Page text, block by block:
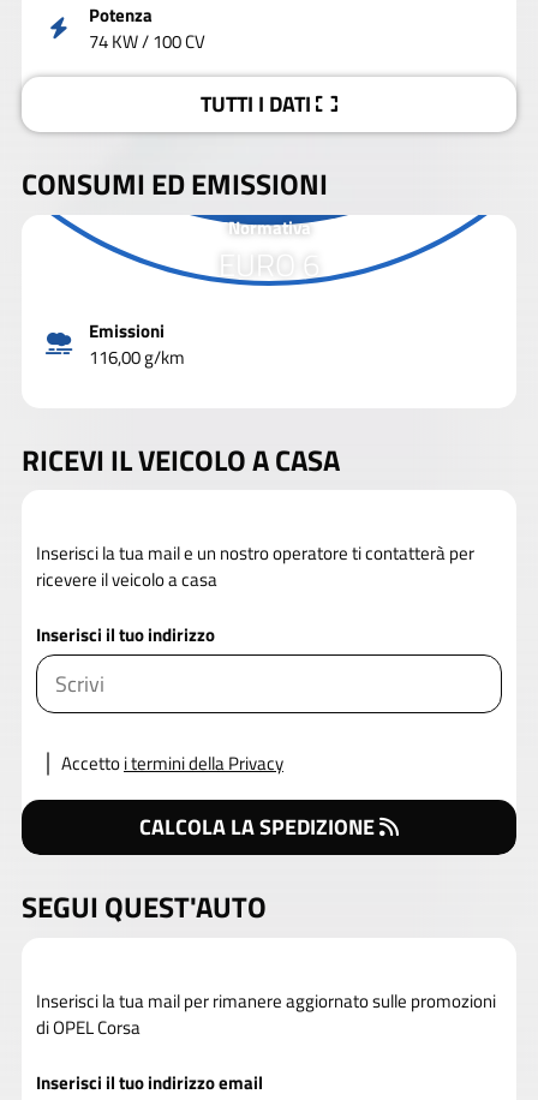
Potenza
74 KW / 100 CV
TUTTI I DATI
CONSUMI ED EMISSIONI
Normativa
EURO 6
Emissioni
116,00 g/km
RICEVI IL VEICOLO A CASA
Inserisci la tua mail e un nostro operatore ti contatterà per
ricevere il veicolo a casa
Inserisci il tuo indirizzo
Accettoi termini della Privacy
CALCOLA LA SPEDIZIONE
SEGUI QUEST'AUTO
Inserisci la tua mail per rimanere aggiornato sulle promozioni
di OPEL Corsa
Inserisci il tuo indirizzo email